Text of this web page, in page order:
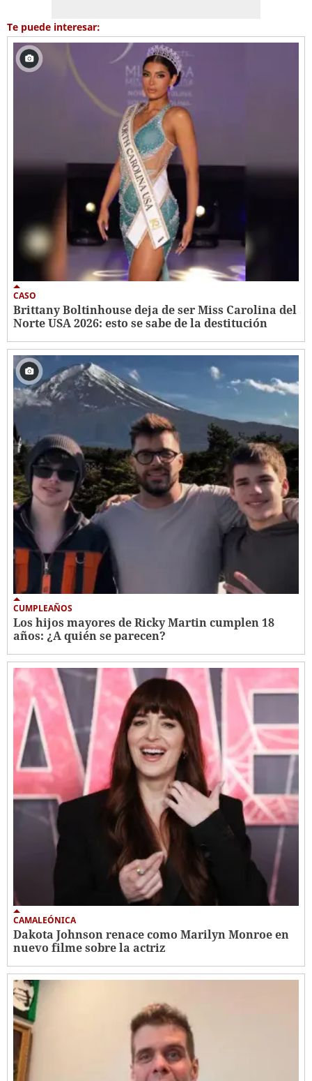
Te puede interesar:
CASO
Brittany Boltinhouse deja de ser Miss Carolina del
Norte USA 2026: esto se sabe de la destitución
CUMPLEAÑOS
Los hijos mayores de Ricky Martin cumplen 18
años: ¿A quién se parecen?
CAMALEÓNICA
Dakota Johnson renace como Marilyn Monroe en
nuevo filme sobre la actriz